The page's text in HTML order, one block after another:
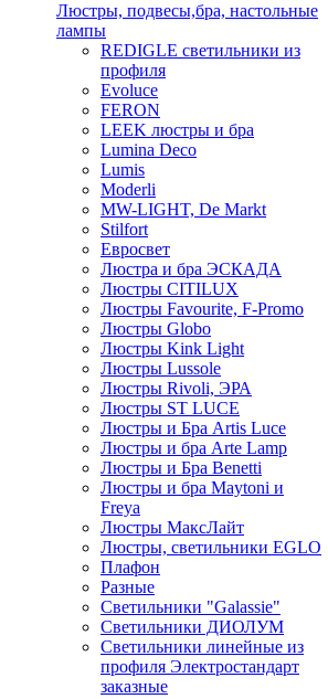
Люстры, подвесы,бра, настольные
лампы
REDIGLE светильники из
профиля
Evoluce
FERON
LEEK люстры и бра
Lumina Deco
Lumis
Moderli
MW-LIGHT, De Markt
Stilfort
Евросвет
Люстра и бра ЭСКАДА
Люстры CITILUX
Люстры Favourite, F-Promo
Люстры Globo
Люстры Kink Light
Люстры Lussole
Люстры Rivoli, ЭРА
Люстры ST LUCE
Люстры и Бра Artis Luce
Люстры и бра Arte Lamp
Люстры и Бра Benetti
Люстры и бра Maytoni и
Freya
Люстры МаксЛайт
Люстры, светильники EGLO
Плафон
Разные
Светильники "Galassie"
Светильники ДИОЛУМ
Светильники линейные из
профиля Электростандарт
заказные